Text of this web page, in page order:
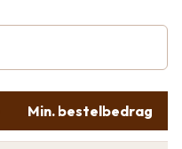
Min. bestelbedrag